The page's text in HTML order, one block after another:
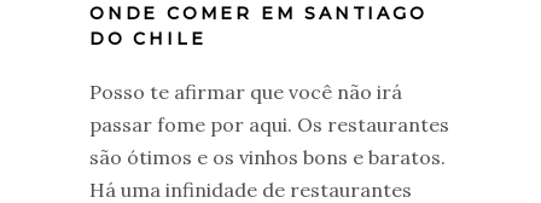
ONDE COMER EM SANTIAGO
DO CHILE
Posso te afirmar que você não irá
passar fome por aqui. Os restaurantes
são ótimos e os vinhos bons e baratos.
Há uma infinidade de restaurantes